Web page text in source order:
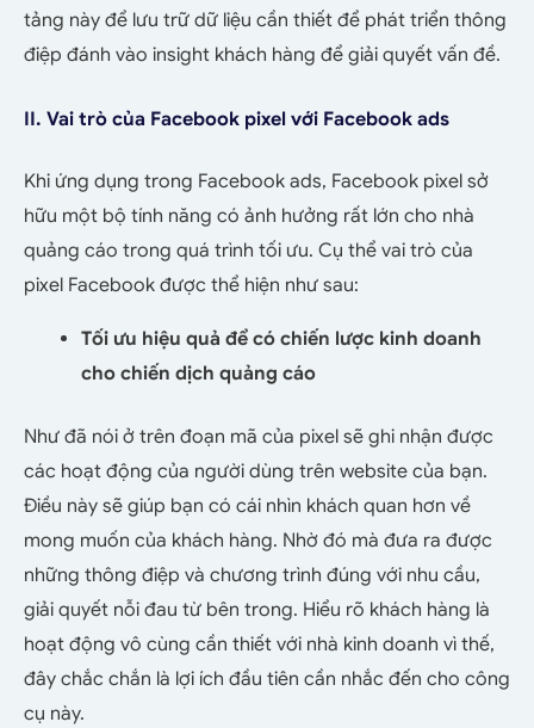
tảng này để lưu trữ dữ liệu cần thiết để phát triển thông
điệp đánh vào insight khách hàng để giải quyết vấn đề.
II. Vai trò của Facebook pixel với Facebook ads
Khi ứng dụng trong Facebook ads, Facebook pixel sở
hữu một bộ tính năng có ảnh hưởng rất lớn cho nhà
quảng cáo trong quá trình tối ưu. Cụ thể vai trò của
pixel Facebook được thể hiện như sau:
Tối ưu hiệu quả để có chiến lược kinh doanh
cho chiến dịch quảng cáo
Như đã nói ở trên đoạn mã của pixel sẽ ghi nhận được
các hoạt động của người dùng trên website của bạn.
Điều này sẽ giúp bạn có cái nhìn khách quan hơn về
mong muốn của khách hàng. Nhờ đó mà đưa ra được
những thông điệp và chương trình đúng với nhu cầu,
giải quyết nỗi đau từ bên trong. Hiểu rõ khách hàng là
hoạt động vô cùng cần thiết với nhà kinh doanh vì thế,
đây chắc chắn là lợi ích đầu tiên cần nhắc đến cho công
cụ này.